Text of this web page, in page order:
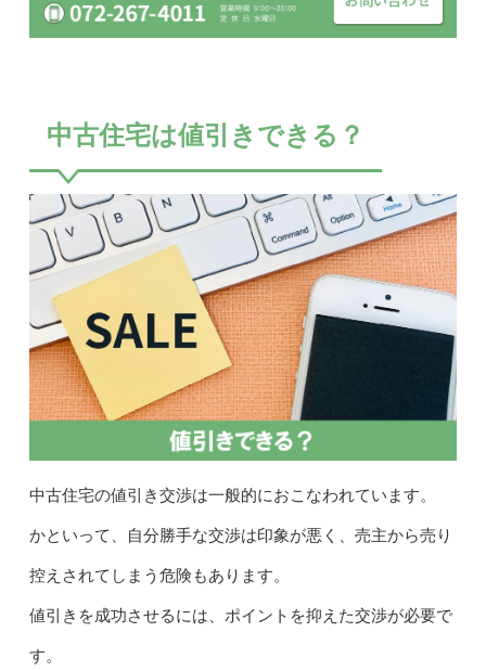
中古住宅は値引きできる？
中古住宅の値引き交渉は一般的におこなわれています。
かといって、自分勝手な交渉は印象が悪く、売主から売り
控えされてしまう危険もあります。
値引きを成功させるには、ポイントを抑えた交渉が必要で
す。